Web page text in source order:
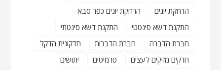
הרחקת יונים
הרחקת יונים כפר סבא
התקנת דשא סינטטי
התקנת דשא סינטתי
חברת הדברה
חברת הדברות
חדקונית הדקל
חרקים מזיקים לעצים
טרמיטים
יתושים